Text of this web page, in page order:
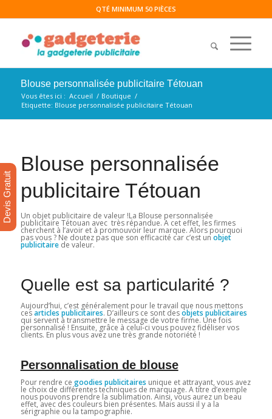
QTÉ MINIMUM 50 PIÈCES
Blouse personnalisée publicitaire Tétouan
Vous êtes ici : Accueil / Boutique /
Etiquette: Blouse personnalisée publicitaire Tétouan
Blouse personnalisée
publicitaire Tétouan
Un objet publicitaire de valeur !La Blouse personnalisée
publicitaire Tétouan avec très répandue. A cet effet, les firmes
cherchent à l’avoir et à promouvoir leur marque. Alors pourquoi
pas vous ? Ne doutez pas que son efficacité car c’est un objet
publicitairede valeur.
Quelle est sa particularité ?
Aujourd’hui, c’est généralement pour le travail que nous mettons
cesarticles publicitaires. D’ailleurs ce sont desobjets publicitaires
qui servent à transmettre le message de votre firme. Une fois
personnalisé ! Ensuite, grâce à celui-ci vous pouvez fidéliser vos
clients. En plus vous avez une très grande notoriété !
Personnalisation de blouse
Pour rendre ce goodies publicitaires unique et attrayant, vous avez
le choix de différentes techniques de marquage. A titre d’exemple
nous pouvons prendre la sublimation. Ainsi, vous aurez un beau
effet, avec des couleurs bien présentes. Mais aussi il y a la
sérigraphie ou la tampographie.
Devis Gratuit